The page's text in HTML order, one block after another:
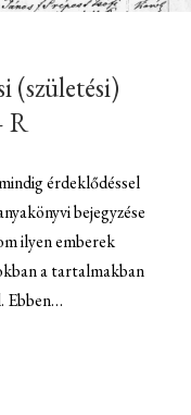
(születési)
R
érdeklődéssel
bejegyzése
ilyen emberek
a tartalmakban
Ebben…